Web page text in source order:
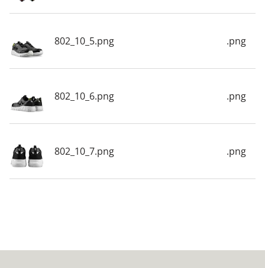
802_10_5.png .png
802_10_6.png .png
802_10_7.png .png